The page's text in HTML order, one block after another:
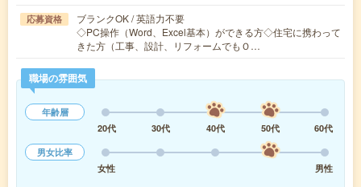
応募資格
ブランクOK / 英語力不要
◇PC操作（Word、Excel基本）ができる方◇住宅に携わって
きた方（工事、設計、リフォームでもＯ…
職場の雰囲気
年齢層
20代
30代 40代 50代
60代
男女比率
女性
男性